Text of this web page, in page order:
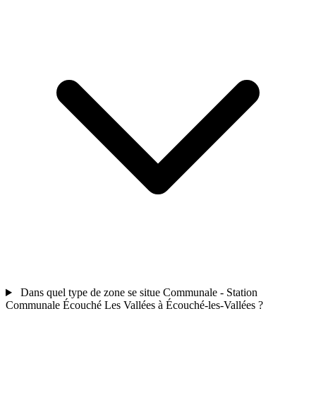
Dans quel type de zone se situe Communale - Station
Communale Écouché Les Vallées à Écouché-les-Vallées ?